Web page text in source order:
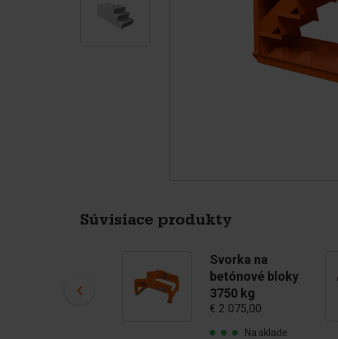
Oporné múry
Súvisiace produkty
Svorka na
betónové bloky
3750 kg
€ 2 075,00
Na sklade